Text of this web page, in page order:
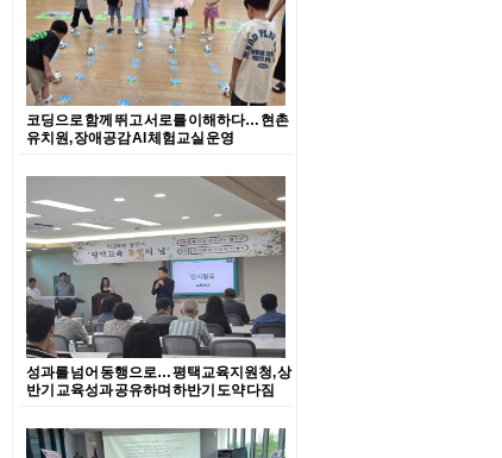
코딩으로 함께 뛰고 서로를 이해하다… 현촌
유치원, 장애공감 AI 체험교실 운영
성과를 넘어 동행으로… 평택교육지원청, 상
반기 교육성과 공유하며 하반기 도약 다짐